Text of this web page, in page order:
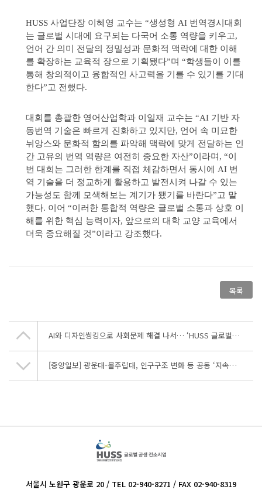
HUSS 사업단장 이혜영 교수는 “생성형 AI 번역경시대회
는 글로벌 시대에 요구되는 다국어 소통 역량을 키우고,
언어 간 의미 전달의 정밀성과 문화적 맥락에 대한 이해
를 확장하는 교육적 장으로 기획됐다”며 “학생들이 이를
통해 창의적이고 융합적인 사고력을 기를 수 있기를 기대
한다”고 전했다.
대회를 총괄한 영어산업학과 이일재 교수는 “AI 기반 자
동번역 기술은 빠르게 진화하고 있지만, 언어 속 미묘한
뉘앙스와 문화적 함의를 파악해 맥락에 맞게 전달하는 인
간 고유의 번역 역량은 여전히 중요한 자산”이라며, “이
번 대회는 그러한 한계를 직접 체감하면서 동시에 AI 번
역 기술을 더 정교하게 활용하고 발전시켜 나갈 수 있는
가능성도 함께 모색해보는 계기가 됐기를 바란다”고 말
했다. 이어 “이러한 통합적 역량은 글로벌 소통과 상호 이
해를 위한 핵심 능력이자, 앞으로의 대학 교양 교육에서
더욱 중요해질 것”이라고 강조했다.
목록
AI와 디자인씽킹으로 사회문제 해결 나서… ‘HUSS 글로벌공생 2025 우즈베키스탄 디자인씽킹 프로그램’ 성료
[중앙일보] 광운대-볼주립대, 인구구조 변화 등 공동 ‘지속가능성 캠페인’
서울시 노원구 광운로 20 / TEL 02-940-8271 / FAX 02-940-8319